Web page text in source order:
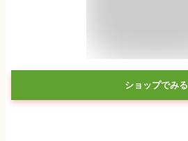
ショップでみる